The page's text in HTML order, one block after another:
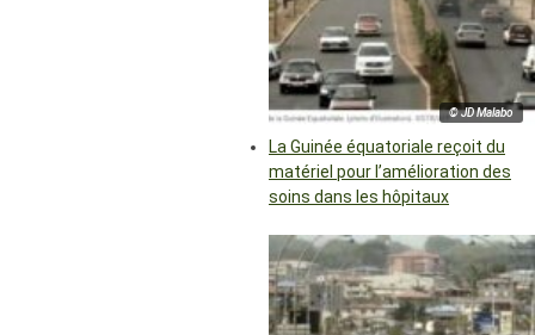
© JD Malabo
La Guinée équatoriale reçoit du
matériel pour l’amélioration des
soins dans les hôpitaux